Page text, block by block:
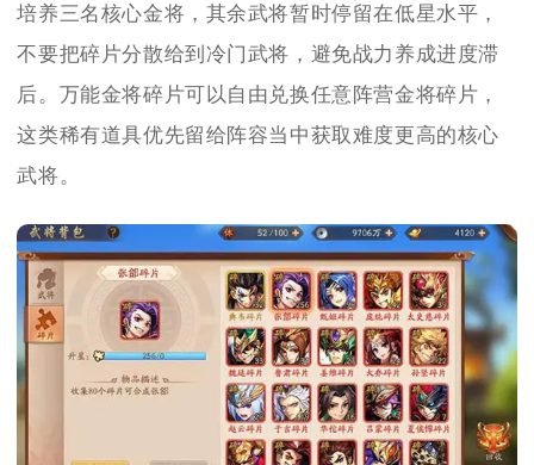
培养三名核心金将，其余武将暂时停留在低星水平，
不要把碎片分散给到冷门武将，避免战力养成进度滞
后。万能金将碎片可以自由兑换任意阵营金将碎片，
这类稀有道具优先留给阵容当中获取难度更高的核心
武将。